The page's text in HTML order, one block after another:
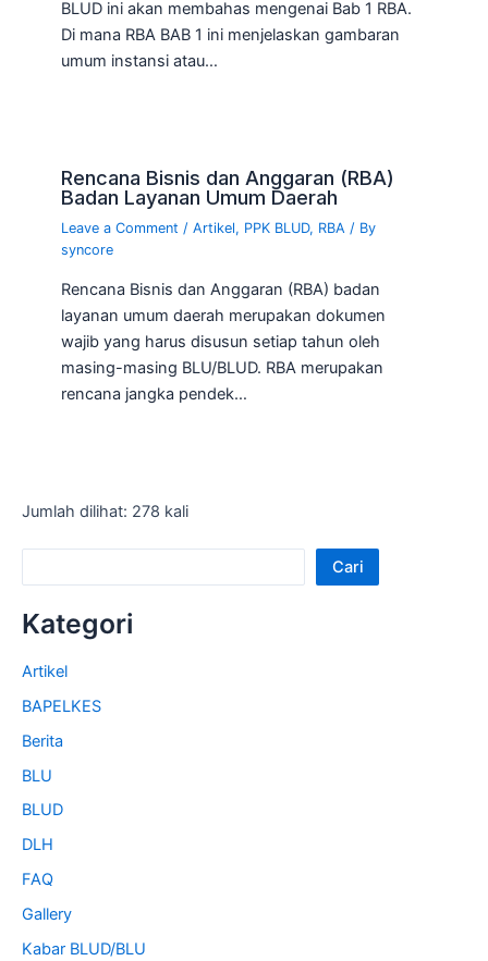
BLUD ini akan membahas mengenai Bab 1 RBA.
Di mana RBA BAB 1 ini menjelaskan gambaran
umum instansi atau…
Rencana Bisnis dan Anggaran (RBA)
Badan Layanan Umum Daerah
Leave a Comment /Artikel, PPK BLUD, RBA / By
syncore
Rencana Bisnis dan Anggaran (RBA) badan
layanan umum daerah merupakan dokumen
wajib yang harus disusun setiap tahun oleh
masing-masing BLU/BLUD. RBA merupakan
rencana jangka pendek…
Jumlah dilihat: 278 kali
Cari
Kategori
Artikel
BAPELKES
Berita
BLU
BLUD
DLH
FAQ
Gallery
Kabar BLUD/BLU